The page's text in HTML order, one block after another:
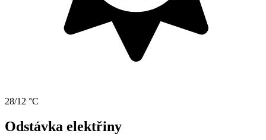
28/12 °C
Odstávka elektřiny